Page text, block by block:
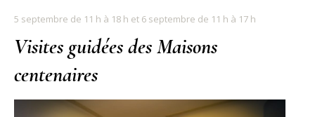
5 septembre de 11 h à 18 h et 6 septembre de 11 h à 17 h
Visites guidées des Maisons
centenaires